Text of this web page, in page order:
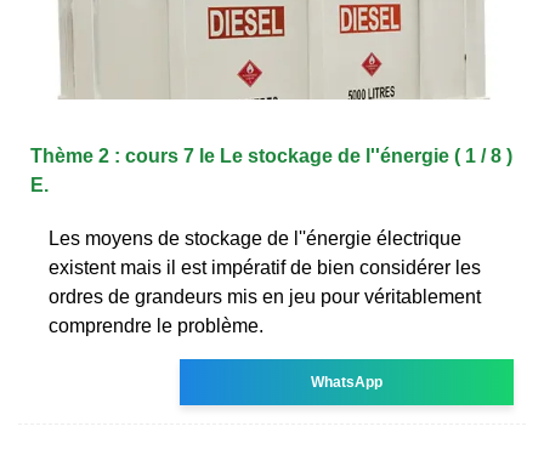
Thème 2 : cours 7 le Le stockage de l''énergie ( 1 / 8 )
E.
Les moyens de stockage de l''énergie électrique
existent mais il est impératif de bien considérer les
ordres de grandeurs mis en jeu pour véritablement
comprendre le problème.
WhatsApp